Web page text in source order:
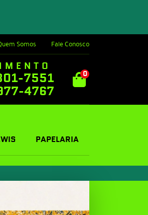
Somos Fale Conosco
7551
4767
0
PAPELARIA